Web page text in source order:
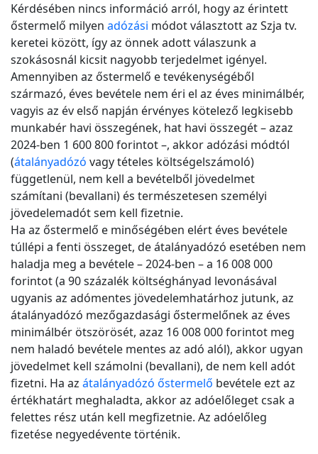
Kérdésében nincs információ arról, hogy az érintett
őstermelő milyen adózási módot választott az Szja tv.
keretei között, így az önnek adott válaszunk a
szokásosnál kicsit nagyobb terjedelmet igényel.
Amennyiben az őstermelő e tevékenységéből
származó, éves bevétele nem éri el az éves minimálbér,
vagyis az év első napján érvényes kötelező legkisebb
munkabér havi összegének, hat havi összegét – azaz
2024-ben 1 600 800 forintot –, akkor adózási módtól
(átalányadózó vagy tételes költségelszámoló)
függetlenül, nem kell a bevételből jövedelmet
számítani (bevallani) és természetesen személyi
jövedelemadót sem kell fizetnie.
Ha az őstermelő e minőségében elért éves bevétele
túllépi a fenti összeget, de átalányadózó esetében nem
haladja meg a bevétele – 2024-ben – a 16 008 000
forintot (a 90 százalék költséghányad levonásával
ugyanis az adómentes jövedelemhatárhoz jutunk, az
átalányadózó mezőgazdasági őstermelőnek az éves
minimálbér ötszörösét, azaz 16 008 000 forintot meg
nem haladó bevétele mentes az adó alól), akkor ugyan
jövedelmet kell számolni (bevallani), de nem kell adót
fizetni. Ha az átalányadózó őstermelő bevétele ezt az
értékhatárt meghaladta, akkor az adóelőleget csak a
felettes rész után kell megfizetnie. Az adóelőleg
fizetése negyedévente történik.